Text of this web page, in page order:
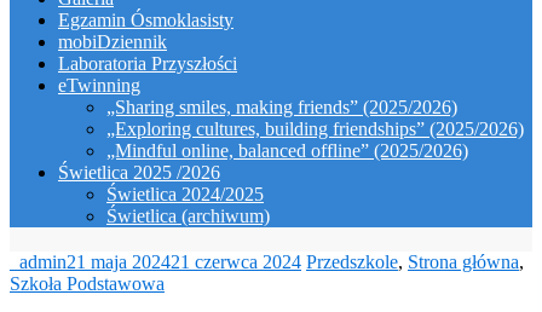
Egzamin Ósmoklasisty
mobiDziennik
Laboratoria Przyszłości
eTwinning
„Sharing smiles, making friends” (2025/2026)
„Exploring cultures, building friendships” (2025/2026)
„Mindful online, balanced offline” (2025/2026)
Świetlica 2025 /2026
Świetlica 2024/2025
Świetlica (archiwum)
_admin21 maja 202421 czerwca 2024 Przedszkole, Strona główna,
Szkoła Podstawowa